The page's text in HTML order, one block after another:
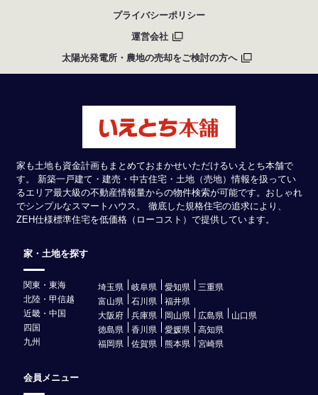
プライバシーポリシー
運営会社
太陽光発電所・農地の売却をご検討の方へ
家も土地も資金計画もまとめておまかせいただけるいえとち本舗で
す。 新築一戸建て・建売・中古住宅・土地（売地）情報を扱ってい
るエリア最大級の不動産情報量からの物件検索が可能です。おしゃれ
でシンプルなスマートハウス。 徹底した規格住宅の追求により、
ZEH仕様標準住宅を低価格（ローコスト）で提供しています。
家・土地を探す
関東・東海 埼玉県 岐阜県 愛知県
三重県
北陸・甲信越
富山県 石川県
福井県
近畿・中国
大阪府 兵庫県 岡山県 広島県
山口県
四国
徳島県 香川県 愛媛県
高知県
九州
福岡県 佐賀県 熊本県 宮崎県
会員メニュー